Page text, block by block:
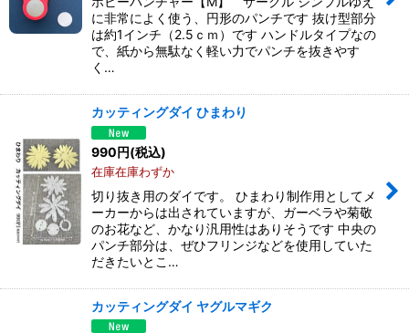
に非常によく使う、円形のパンチです 抜け型部分
は約1インチ（2.5ｃｍ）です ハンドルタイプなの
で、紙から無駄なく軽い力でパンチを抜きやす
く…
カッティングダイ ひまわり
990円(税込)
在庫在庫わずか
切り抜き用のダイです。 ひまわり制作用としてメ
ーカーからは出されていますが、ガーベラや菊敬
のお花など、かなり汎用性はありそうです 中央の
パンチ部分は、ぜひフリンジなどを使用していた
だきたいとこ…
カッティングダイ ヤグルマギク